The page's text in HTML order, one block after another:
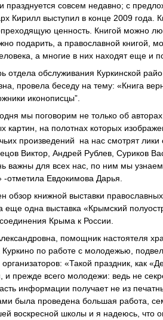
празднуется совсем недавно; с
Кирилл выступил в конце 2009 года.
ценность. Книгой можно
подарить, а православной книгой,
а многие в них находят еще и
отдела обслуживания Куркинской
провела беседу на тему: «Книга
иконописцы”.
мы поговорим не только об
картин, на полотнах которых
произведений на нас смотрят
Виктор, Андрей Рублев, Суриков
важны для всех нас, по ним мы
-отметила Евдокимова Дарья.
обзор книжной выставки
еще одна выставка «Крымский
Крыма к России.
помощник настоятеля
Куркино по работе с молодежью,
«Такой праздник, как
прежде всего молодежи: ведь не
информации получает не из
была проведена большая работа,
воскресной школы и я надеюсь, что